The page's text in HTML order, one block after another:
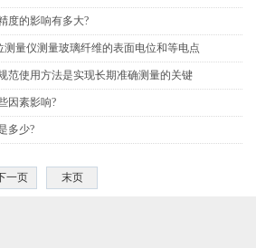
度的影响有多大?
测量仪测量玻璃纤维的表面电位和等电点
范使用方法是实现长期准确测量的关键
因素影响?
多少?
一页 末页